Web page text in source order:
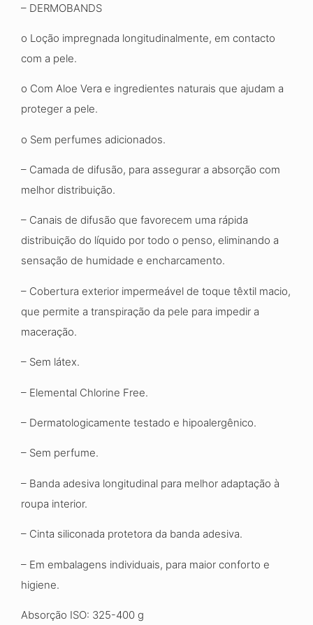
– DERMOBANDS
o Loção impregnada longitudinalmente, em contacto
com a pele.
o Com Aloe Vera e ingredientes naturais que ajudam a
proteger a pele.
o Sem perfumes adicionados.
– Camada de difusão, para assegurar a absorção com
melhor distribuição.
– Canais de difusão que favorecem uma rápida
distribuição do líquido por todo o penso, eliminando a
sensação de humidade e encharcamento.
– Cobertura exterior impermeável de toque têxtil macio,
que permite a transpiração da pele para impedir a
maceração.
– Sem látex.
– Elemental Chlorine Free.
– Dermatologicamente testado e hipoalergênico.
– Sem perfume.
– Banda adesiva longitudinal para melhor adaptação à
roupa interior.
– Cinta siliconada protetora da banda adesiva.
– Em embalagens individuais, para maior conforto e
higiene.
Absorção ISO: 325-400 g